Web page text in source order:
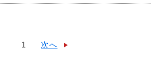
1 次へ